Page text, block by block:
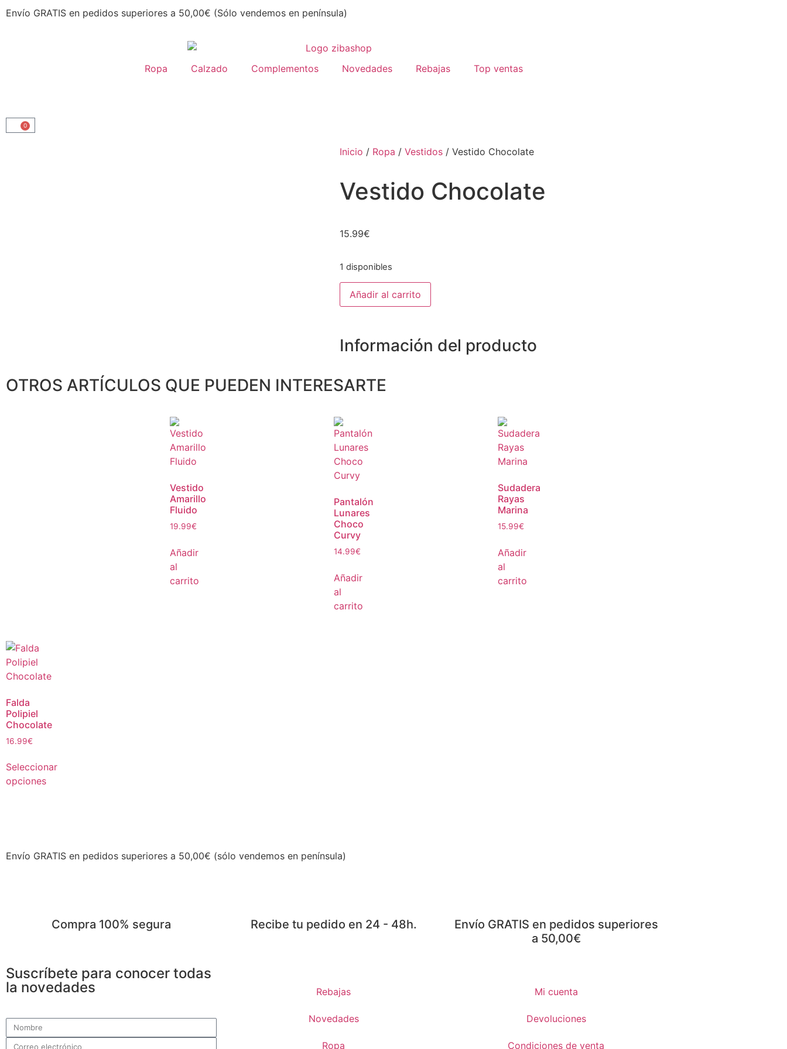
Envío GRATIS en pedidos superiores a 50,00€ (Sólo vendemos en península)
Ropa Calzado Complementos Novedades Rebajas Top ventas
0
Inicio / Ropa / Vestidos / Vestido Chocolate
Vestido Chocolate
15.99€
1 disponibles
Añadir al carrito
Información del producto
OTROS ARTÍCULOS QUE PUEDEN INTERESARTE
Vestido
Amarillo
Fluido
19.99€
Añadir
al
carrito
Pantalón
Lunares
Choco
Curvy
14.99€
Añadir
al
carrito
Sudadera
Rayas
Marina
15.99€
Añadir
al
carrito
Falda
Polipiel
Chocolate
16.99€
Seleccionar
opciones
Envío GRATIS en pedidos superiores a 50,00€ (sólo vendemos en península)
Compra 100% segura Recibe tu pedido en 24 - 48h.
Envío GRATIS en pedidos superiores
a 50,00€
Suscríbete para conocer todas
la novedades
Rebajas
Novedades
Ropa
Mi cuenta
Devoluciones
Condiciones de venta